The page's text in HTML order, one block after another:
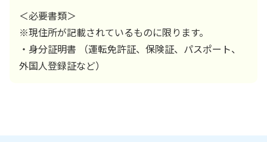
＜必要書類＞
※現住所が記載されているものに限ります。
・身分証明書 （運転免許証、保険証、パスポート、
外国人登録証など）